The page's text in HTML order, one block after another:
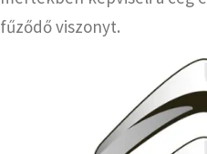
fűződő viszonyt.